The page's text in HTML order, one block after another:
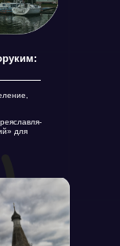
для